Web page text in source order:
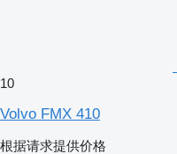
10
Volvo FMX 410
根据请求提供价格